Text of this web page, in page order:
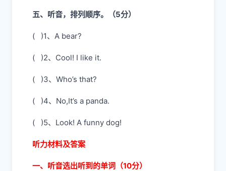
五、听音，排列顺序。（5分）
( )1、A bear?
( )2、Cool! I like it.
( )3、Who’s that?
( )4、No,It’s a panda.
( )5、Look! A funny dog!
听力材料及答案
一、听音选出听到的单词（10分）